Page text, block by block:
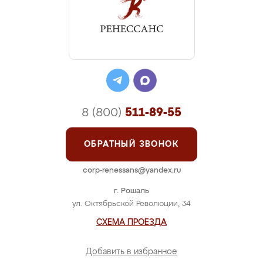
г. Рошаль
ул. Октябрьской Революции, 34
СХЕМА ПРОЕЗДА
Добавить в избранное
8 (800) 511-89-55
ОБРАТНЫЙ ЗВОНОК
corp-renessans@yandex.ru